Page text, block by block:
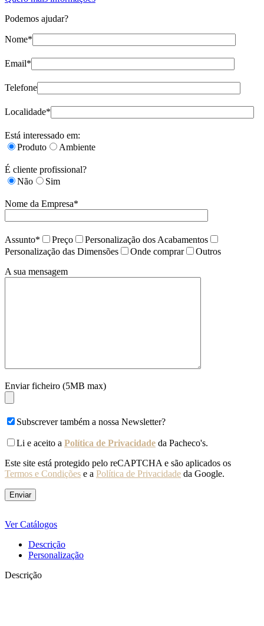
Podemos ajudar?
Nome*
Email*
Telefone
Localidade*
Está interessado em:
Produto
Ambiente
É cliente profissional?
Não
Sim
Nome da Empresa*
Assunto* Preço
Personalização dos Acabamentos
Personalização das Dimensões
Onde comprar
Outros
A sua mensagem
Enviar ficheiro (5MB max)
Subscrever também a nossa Newsletter?
Li e aceito a Política de Privacidade da Pacheco's.
Este site está protegido pelo reCAPTCHA e são aplicados os
Termos e Condições e a Política de Privacidade da Google.
Ver Catálogos
Descrição
Personalização
Descrição